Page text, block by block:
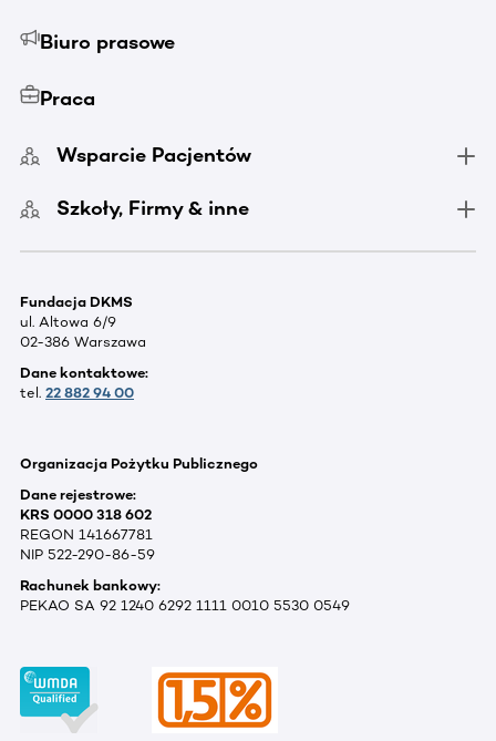
Biuro prasowe
Praca
Wsparcie Pacjentów
Szkoły, Firmy & inne
Fundacja DKMS
ul. Altowa 6/9
02-386 Warszawa
Dane kontaktowe:
tel. 22 882 94 00
Organizacja Pożytku Publicznego
Dane rejestrowe:
KRS 0000 318 602
REGON 141667781
NIP 522-290-86-59
Rachunek bankowy:
PEKAO SA 92 1240 6292 1111 0010 5530 0549